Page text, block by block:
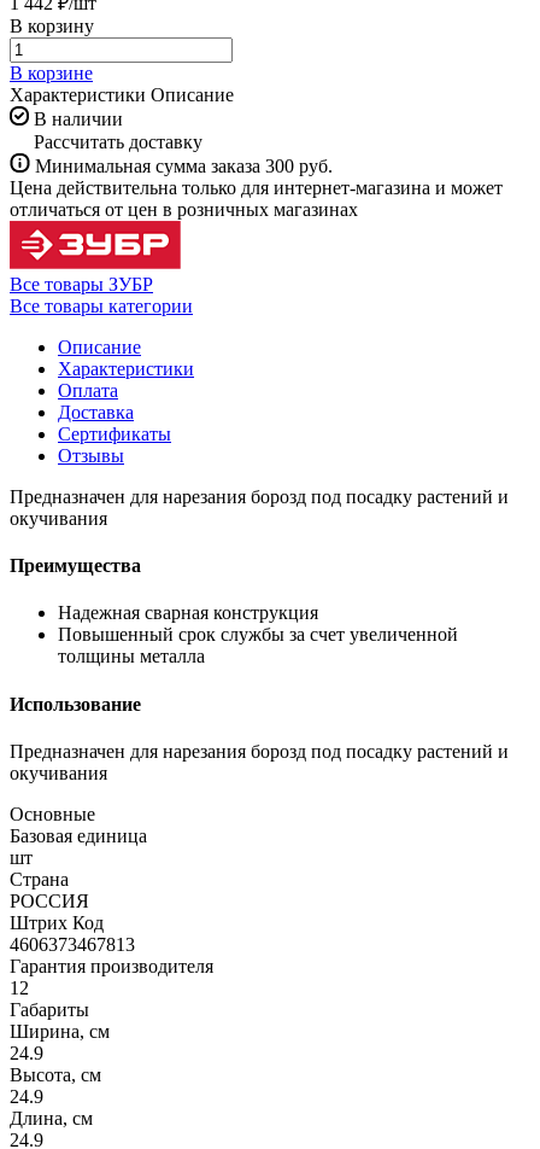
В корзину
В корзине
Характеристики Описание
В наличии
Рассчитать доставку
Минимальная сумма заказа 300 руб.
Цена действительна только для интернет-магазина и может
отличаться от цен в розничных магазинах
Все товары ЗУБР
Все товары категории
Описание
Характеристики
Оплата
Доставка
Сертификаты
Отзывы
Предназначен для нарезания борозд под посадку растений и
окучивания
Преимущества
Надежная сварная конструкция
Повышенный срок службы за счет увеличенной
толщины металла
Использование
Предназначен для нарезания борозд под посадку растений и
окучивания
Основные
Базовая единица
шт
Страна
РОССИЯ
Штрих Код
4606373467813
Гарантия производителя
12
Габариты
Ширина, см
24.9
Высота, см
24.9
Длина, см
24.9